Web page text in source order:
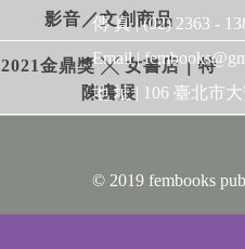
影音／文創商品
2021金鼎獎 ╳ 女書店｜特
陳書展
傳 真 | (02) 2363 -
Email |
地 址 | 106 臺北市
© 2019 fembooks